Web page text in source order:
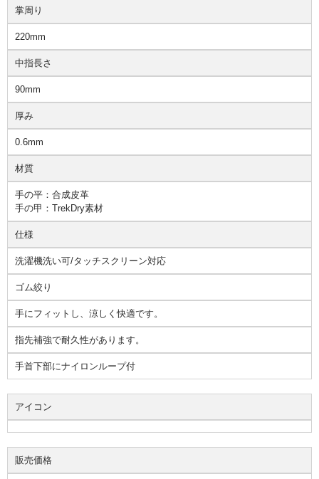
掌周り
220mm
中指長さ
90mm
厚み
0.6mm
材質
手の平：合成皮革
手の甲：TrekDry素材
仕様
洗濯機洗い可/タッチスクリーン対応
ゴム絞り
手にフィットし、涼しく快適です。
指先補強で耐久性があります。
手首下部にナイロンループ付
アイコン
販売価格